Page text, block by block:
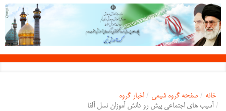
خانه / صفحه گروه شیمی / اخبار گروه
/ آسیب های اجتماعی پیش رو دانش آموزان نسل آلفا